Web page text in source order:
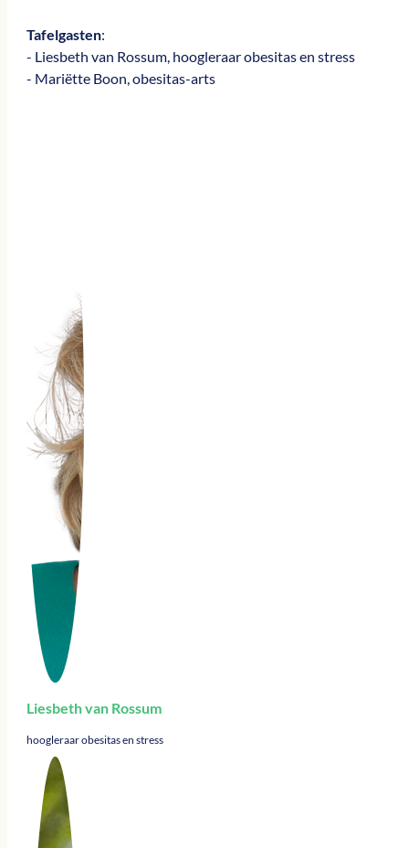
Tafelgasten:
- Liesbeth van Rossum, hoogleraar obesitas en stress
- Mariëtte Boon, obesitas-arts
Liesbeth van Rossum
hoogleraar obesitas en stress